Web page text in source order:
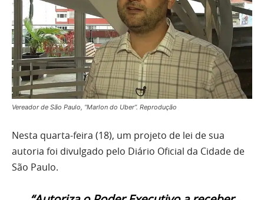
Vereador de São Paulo, “Marlon do Uber”. Reprodução
Nesta quarta-feira (18), um projeto de lei de sua
autoria foi divulgado pelo Diário Oficial da Cidade de
São Paulo.